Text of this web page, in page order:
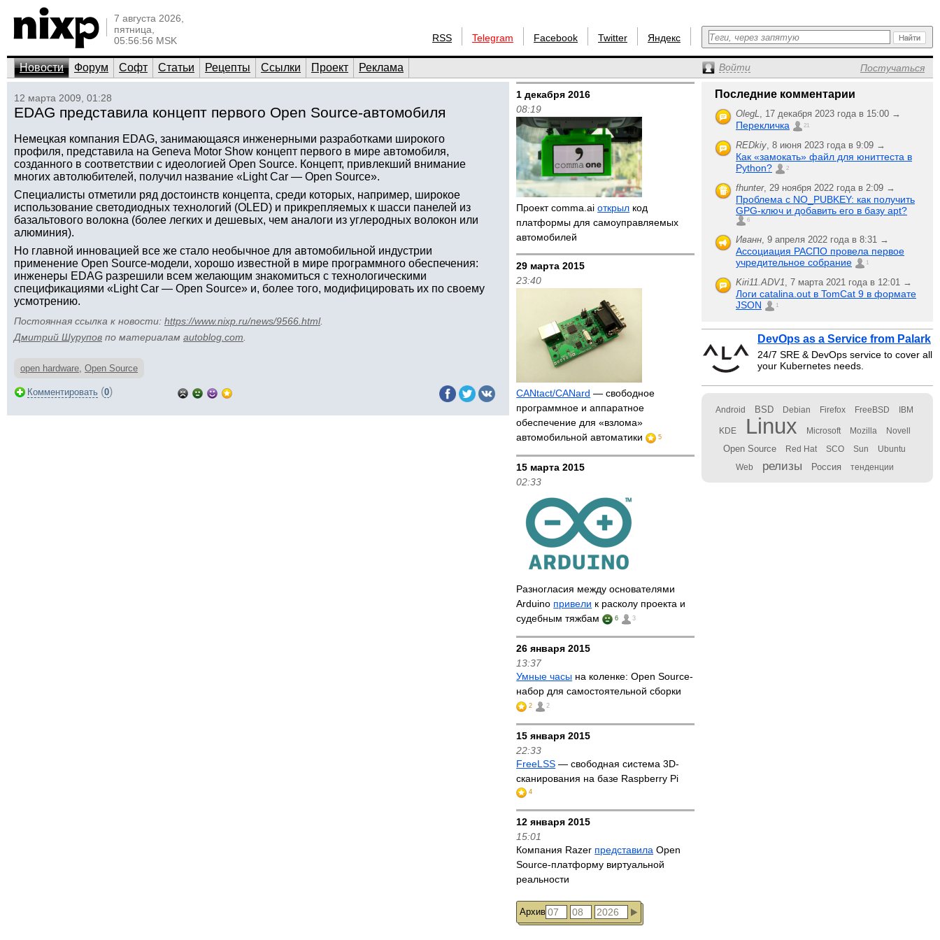
7 августа 2026,
пятница,
05:56:56 MSK
RSS Telegram Facebook Twitter Яндекс
Новости Форум Софт Статьи Рецепты Ссылки Проект Реклама Войти Постучаться
12 марта 2009, 01:28
EDAG представила концепт первого Open Source-автомобиля
Немецкая компания EDAG, занимающаяся инженерными разработками широкого
профиля, представила на Geneva Motor Show концепт первого в мире автомобиля,
созданного в соответствии с идеологией Open Source. Концепт, привлекший внимание
многих автолюбителей, получил название «Light Car — Open Source».
Специалисты отметили ряд достоинств концепта, среди которых, например, широкое
использование светодиодных технологий (OLED) и прикрепляемых к шасси панелей из
базальтового волокна (более легких и дешевых, чем аналоги из углеродных волокон или
алюминия).
Но главной инновацией все же стало необычное для автомобильной индустрии
применение Open Source-модели, хорошо известной в мире программного обеспечения:
инженеры EDAG разрешили всем желающим знакомиться с технологическими
спецификациями «Light Car — Open Source» и, более того, модифицировать их по своему
усмотрению.
Постоянная ссылка к новости: https://www.nixp.ru/news/9566.html.
Дмитрий Шурупов по материалам autoblog.com
open hardware, Open Source
Комментировать (0)
1 декабря 2016
08:19
Проект comma.aiоткрыл код
платформы для самоуправляемых
автомобилей
29 марта 2015
23:40
CANtact/CANard — свободное
программное и аппаратное
обеспечение для «взлома»
автомобильной автоматики
5
15 марта 2015
02:33
Разногласия между основателями
Arduino привели к расколу проекта и
судебным тяжбам
6 3
26 января 2015
13:37
Умные часы на коленке: Open Source-
набор для самостоятельной сборки
2 2
15 января 2015
22:33
FreeLSS — свободная система 3D-
сканирования на базе Raspberry Pi
4
12 января 2015
15:01
Компания Razer представила Open
Source-платформу виртуальной
реальности
Архив
Последние комментарии
OlegL, 17 декабря 2023 года в 15:00 →
Перекличка 21
REDkiy, 8 июня 2023 года в 9:09 →
Как «замокать» файл для юниттеста в
Python?
2
fhunter, 29 ноября 2022 года в 2:09 →
Проблема с NO_PUBKEY: как получить
GPG-ключ и добавить его в базу apt?
6
Иванн, 9 апреля 2022 года в 8:31 →
Ассоциация РАСПО провела первое
учредительное собрание
1
Kiri11.ADV1, 7 марта 2021 года в 12:01 →
Логи catalina.out в TomCat 9 в формате
JSON
1
DevOps as a Service from Palark
24/7 SRE & DevOps service to cover all
your Kubernetes needs.
Android BSD Debian Firefox FreeBSD IBM
KDE Linux Microsoft Mozilla Novell
Open Source Red Hat SCO Sun Ubuntu
Web релизы Россия тенденции